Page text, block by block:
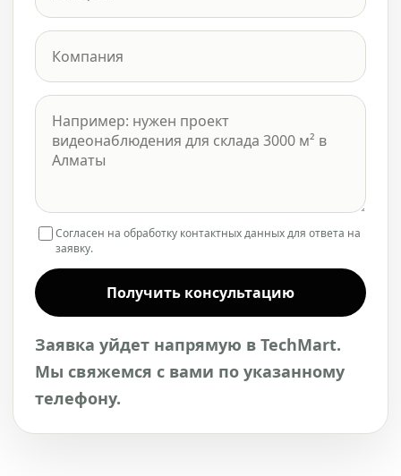
Согласен на обработку контактных данных для ответа на
заявку.
Получить консультацию
Заявка уйдет напрямую в TechMart.
Мы свяжемся с вами по указанному
телефону.